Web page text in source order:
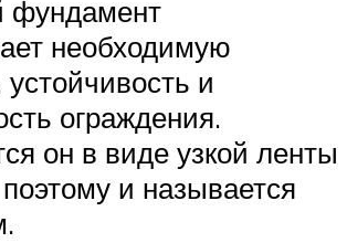
фундамент
необходимую
устойчивость и
ограждения.
он в виде узкой ленты
и называется